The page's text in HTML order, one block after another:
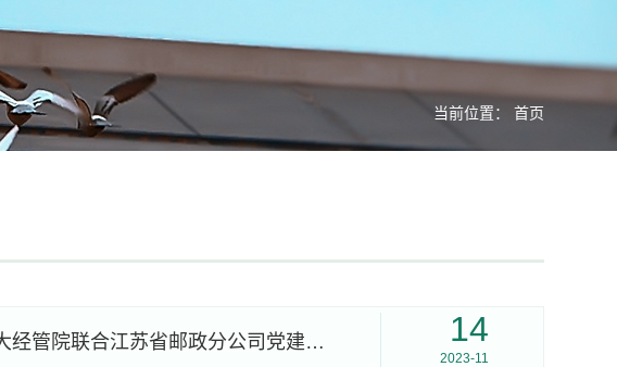
当前位置： 首页
【学习强国】校企合作共助农！南农大经管院联合江苏省邮政分公司党建共建“大地学堂”“兴农驿站” 14
2023-11